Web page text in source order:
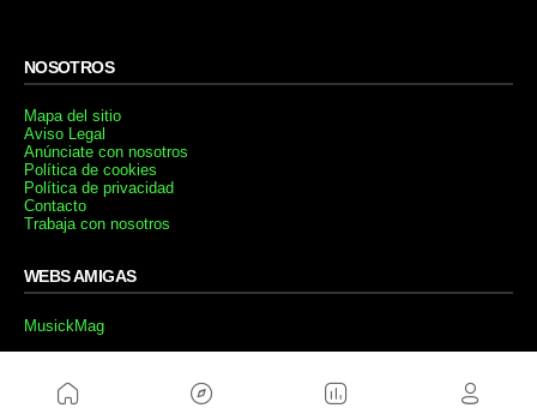
NOSOTROS
Mapa del sitio
Aviso Legal
Anúnciate con nosotros
Política de cookies
Política de privacidad
Contacto
Trabaja con nosotros
WEBS AMIGAS
MusickMag